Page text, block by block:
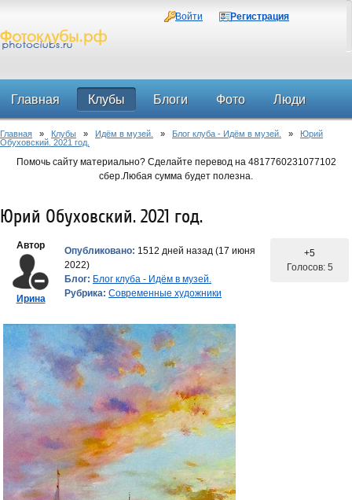
Войти Регистрация
Главная Клубы Блоги Фото Люди
Форум
Главная » Клубы » Идём в музей. » Блог клуба - Идём в музей. » Юрий
Обуховский. 2021 год.
Помочь сайту материально? Сделайте перевод на 4817760231077102
сбер.Любая сумма будет полезна.
Юрий Обуховский. 2021 год.
Автор
Ирина
Опубликовано: 1512 дней назад (17 июня
2022)
Блог: Блог клуба - Идём в музей.
Рубрика: Современные художники
+5
Голосов: 5